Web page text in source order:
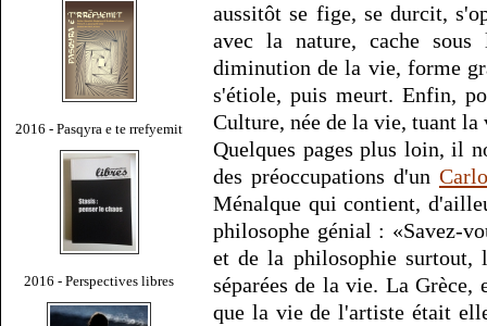
2016 - Pasqyra e te rrefyemit
2016 - Perspectives libres
aussitôt se fige, se durcit,
avec la nature, cache
diminution de la vie, forme
s'étiole, puis meurt. Enfin,
Culture, née de la vie, tuant la
Quelques pages plus loin, il
des préoccupations d'un
Ménalque qui contient,
philosophe génial : «Savez-
et de la philosophie surtout,
séparées de la vie. La
que la vie de l'artiste était